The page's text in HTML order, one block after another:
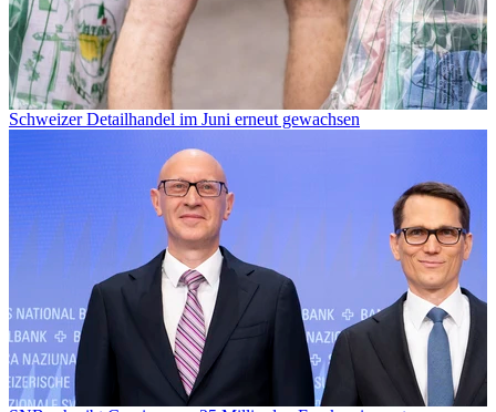
Schweizer Detailhandel im Juni erneut gewachsen